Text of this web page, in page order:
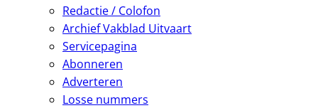
Redactie / Colofon
Archief Vakblad Uitvaart
Servicepagina
Abonneren
Adverteren
Losse nummers